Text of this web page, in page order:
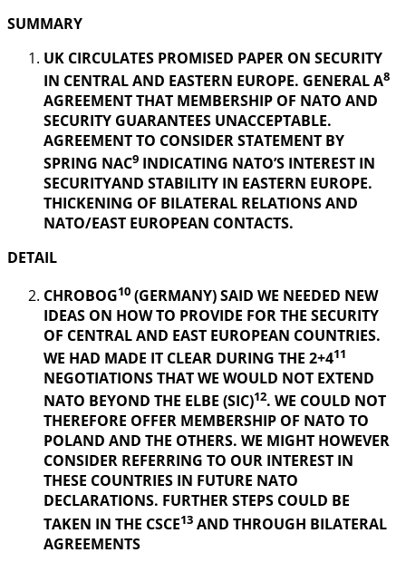
SUMMARY
UK CIRCULATES PROMISED PAPER ON SECURITY
IN CENTRAL AND EASTERN EUROPE. GENERAL A8
AGREEMENT THAT MEMBERSHIP OF NATO AND
SECURITY GUARANTEES UNACCEPTABLE.
AGREEMENT TO CONSIDER STATEMENT BY
SPRING NAC9 INDICATING NATO’S INTEREST IN
SECURITYAND STABILITY IN EASTERN EUROPE.
THICKENING OF BILATERAL RELATIONS AND
NATO/EAST EUROPEAN CONTACTS.
DETAIL
CHROBOG10 (GERMANY) SAID WE NEEDED NEW
IDEAS ON HOW TO PROVIDE FOR THE SECURITY
OF CENTRAL AND EAST EUROPEAN COUNTRIES.
WE HAD MADE IT CLEAR DURING THE 2+411
NEGOTIATIONS THAT WE WOULD NOT EXTEND
NATO BEYOND THE ELBE (SIC)12. WE COULD NOT
THEREFORE OFFER MEMBERSHIP OF NATO TO
POLAND AND THE OTHERS. WE MIGHT HOWEVER
CONSIDER REFERRING TO OUR INTEREST IN
THESE COUNTRIES IN FUTURE NATO
DECLARATIONS. FURTHER STEPS COULD BE
TAKEN IN THE CSCE13 AND THROUGH BILATERAL
AGREEMENTS